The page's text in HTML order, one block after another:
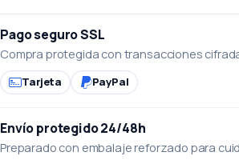
Pago seguro SSL
Compra protegida con transacciones
Tarjeta PayPal
Envío protegido 24/48h
Preparado con embalaje reforzado para